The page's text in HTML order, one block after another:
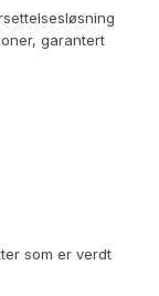
garantert
som er verdt